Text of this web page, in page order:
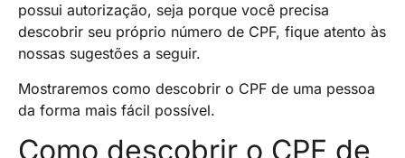
possui autorização, seja porque você precisa
descobrir seu próprio número de CPF, fique atento às
nossas sugestões a seguir.
Mostraremos como descobrir o CPF de uma pessoa
da forma mais fácil possível.
Como descobrir o CPF de